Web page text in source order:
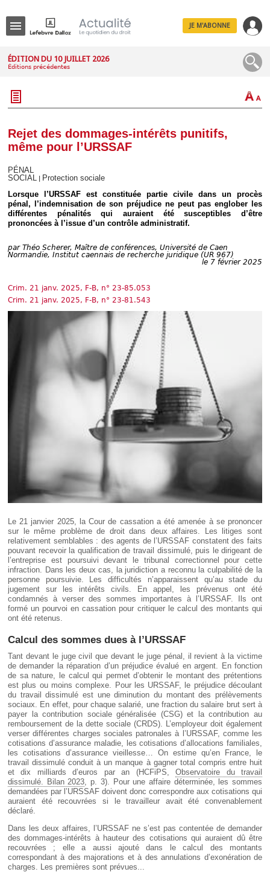
JE M'ABONNE
ÉDITION DU 10 JUILLET 2026
Éditions précédentes
Rejet des dommages-intérêts punitifs,
même pour l’URSSAF
PÉNAL
SOCIAL
Protection sociale
Lorsque l’URSSAF est constituée partie civile dans un procès
pénal, l’indemnisation de son préjudice ne peut pas englober les
différentes pénalités qui auraient été susceptibles d’être
prononcées à l’issue d’un contrôle administratif.
par Théo Scherer, Maître de conférences, Université de Caen
Normandie, Institut caennais de recherche juridique (UR 967)
le 7 février 2025
Crim. 21 janv. 2025, F-B, n° 23-85.053
Crim. 21 janv. 2025, F-B, n° 23-81.543
Le 21 janvier 2025, la Cour de cassation a été amenée à se prononcer
sur le même problème de droit dans deux affaires. Les litiges sont
relativement semblables : des agents de l’URSSAF constatent des faits
pouvant recevoir la qualification de travail dissimulé, puis le dirigeant de
l’entreprise est poursuivi devant le tribunal correctionnel pour cette
infraction. Dans les deux cas, la juridiction a reconnu la culpabilité de la
personne poursuivie. Les difficultés n’apparaissent qu’au stade du
jugement sur les intérêts civils. En appel, les prévenus ont été
condamnés à verser des sommes importantes à l’URSSAF. Ils ont
formé un pourvoi en cassation pour critiquer le calcul des montants qui
ont été retenus.
Calcul des sommes dues à l’URSSAF
Tant devant le juge civil que devant le juge pénal, il revient à la victime
de demander la réparation d’un préjudice évalué en argent. En fonction
de sa nature, le calcul qui permet d’obtenir le montant des prétentions
est plus ou moins complexe. Pour les URSSAF, le préjudice découlant
du travail dissimulé est une diminution du montant des prélèvements
sociaux. En effet, pour chaque salarié, une fraction du salaire brut sert à
payer la contribution sociale généralisée (CSG) et la contribution au
remboursement de la dette sociale (CRDS). L’employeur doit également
verser différentes charges sociales patronales à l’URSSAF, comme les
cotisations d’assurance maladie, les cotisations d’allocations familiales,
les cotisations d’assurance vieillesse… On estime qu’en France, le
travail dissimulé conduit à un manque à gagner total compris entre huit
et dix milliards d’euros par an (HCFiPS,Observatoire du travail
dissimulé. Bilan 2023 , p. 3). Pour une affaire déterminée, les sommes
demandées par l’URSSAF doivent donc correspondre aux cotisations qui
auraient été recouvrées si le travailleur avait été convenablement
déclaré.
Dans les deux affaires, l’URSSAF ne s’est pas contentée de demander
des dommages-intérêts à hauteur des cotisations qui auraient dû être
recouvrées ; elle a aussi ajouté dans le calcul des montants
correspondant à des majorations et à des annulations d’exonération de
charges. Les premières sont prévues...